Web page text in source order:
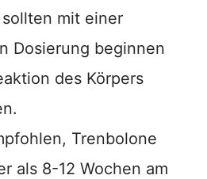
mit einer
Dosierung beginnen
des Körpers
Trenbolone
als 8-12 Wochen am